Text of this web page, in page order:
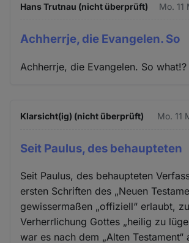
Hans Trutnau (nicht überprüft) Mo. 11
Achherrje, die Evangelen. So
Achherrje, die Evangelen. So what!?
Klarsicht(ig) (nicht überprüft) Mo. 11
Seit Paulus, des behaupteten
Seit Paulus, des behaupteten
ersten Schriften des „Neuen
gewissermaßen „offiziell“ erlaubt,
Verherrlichung Gottes „heilig zu
war es nach dem „Alten Testament“